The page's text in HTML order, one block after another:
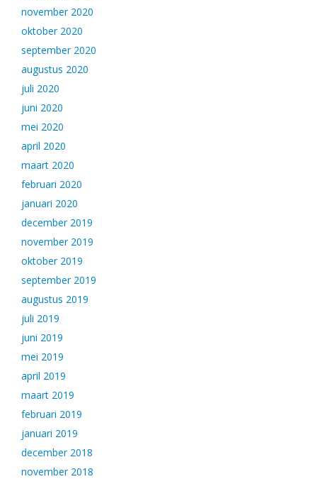
november 2020
oktober 2020
september 2020
augustus 2020
juli 2020
juni 2020
mei 2020
april 2020
maart 2020
februari 2020
januari 2020
december 2019
november 2019
oktober 2019
september 2019
augustus 2019
juli 2019
juni 2019
mei 2019
april 2019
maart 2019
februari 2019
januari 2019
december 2018
november 2018